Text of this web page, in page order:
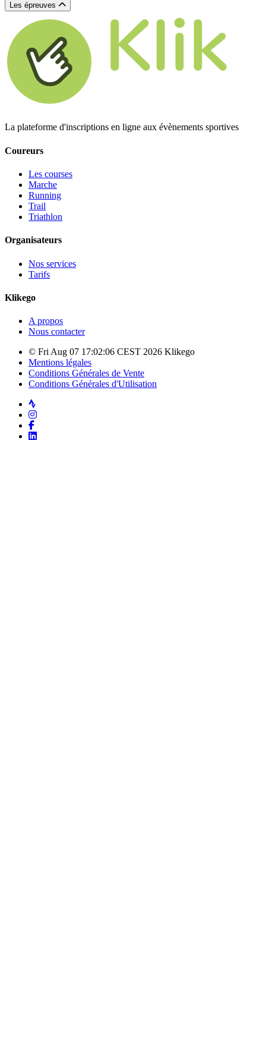
Les épreuves
La plateforme d'inscriptions en ligne aux évènements sportives
Coureurs
Les courses
Marche
Running
Trail
Triathlon
Organisateurs
Nos services
Tarifs
Klikego
A propos
Nous contacter
© Fri Aug 07 17:02:06 CEST 2026 Klikego
Mentions légales
Conditions Générales de Vente
Conditions Générales d'Utilisation
Strava
Instagram
Facebook
LinkedIn